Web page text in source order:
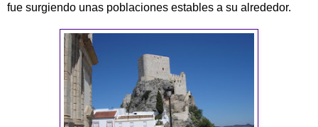
fue surgiendo unas poblaciones estables a su alrededor.